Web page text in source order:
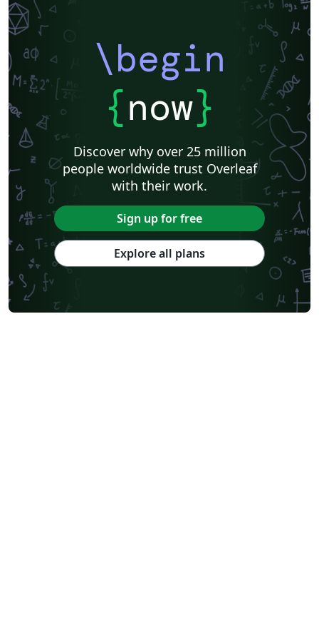
\begin
{now}
Discover why over 25 million
people worldwide trust Overleaf
with their work.
Sign up for free
Explore all plans